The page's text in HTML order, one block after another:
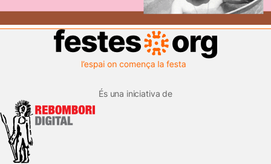
És una iniciativa de